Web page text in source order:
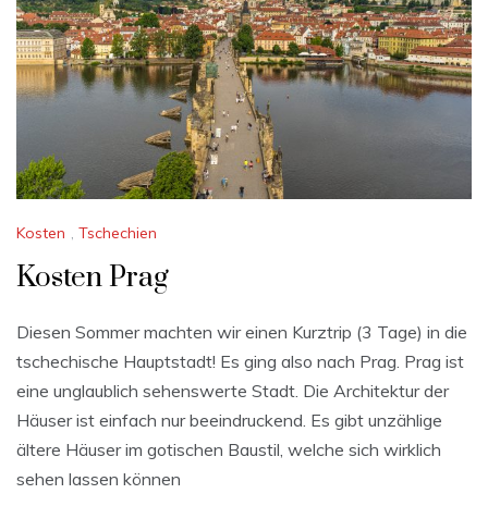
Kosten , Tschechien
Kosten Prag
Diesen Sommer machten wir einen Kurztrip (3 Tage) in die
tschechische Hauptstadt! Es ging also nach Prag. Prag ist
eine unglaublich sehenswerte Stadt. Die Architektur der
Häuser ist einfach nur beeindruckend. Es gibt unzählige
ältere Häuser im gotischen Baustil, welche sich wirklich
sehen lassen können